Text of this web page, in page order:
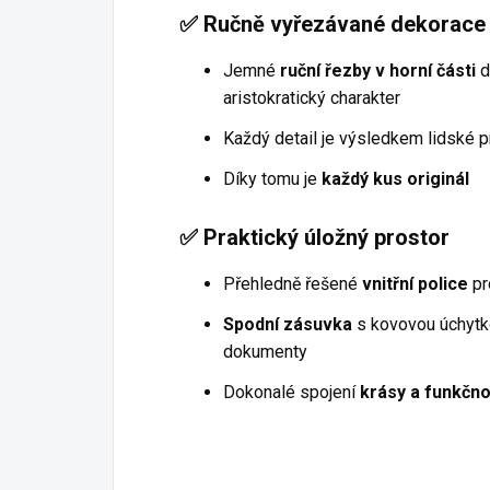
✅ Ručně vyřezávané dekorace
Jemné ruční řezby v horní části
aristokratický charakter
Každý detail je výsledkem lidské
Díky tomu je každý kus originál
✅ Praktický úložný prostor
Přehledně řešené vnitřní police
Spodní zásuvka s kovovou
dokumenty
Dokonalé spojení krásy a